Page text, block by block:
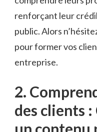
renforçant ⁢leur
public. Alors
pour former vos
entreprise.
2.
des clients